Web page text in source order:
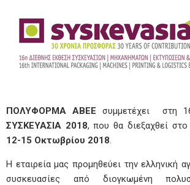
ΠΟΛΥΦΟΡΜΑ ΑΒΕΕ συμμετέχει στη
ΣΥΣΚΕΥΑΣΙΑ 2018, που θα διεξαχθεί
12-15 Οκτωβρίου 2018.
Η εταιρεία μας προμηθεύει την ελληνική
συσκευασίες από διογκωμένη